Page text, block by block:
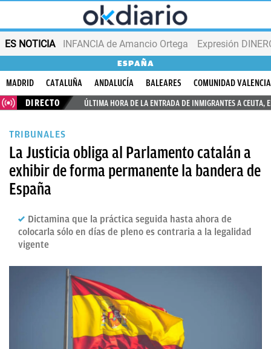
ES NOTICIA INFANCIA de Amancio Ortega Expresión
ESPAÑA
MADRID CATALUÑA ANDALUCÍA BALEARES
COMUNIDAD
DIRECTO
ÚLTIMA HORA DE LA ENTRADA DE INMIGRANTES A CEUTA,
TRIBUNALES
La Justicia obliga al Parlamento catalán a
exhibir de forma permanente la bandera de
España
Dictamina que la práctica seguida hasta ahora de
colocarla sólo en días de pleno es contraria a la legalidad
vigente